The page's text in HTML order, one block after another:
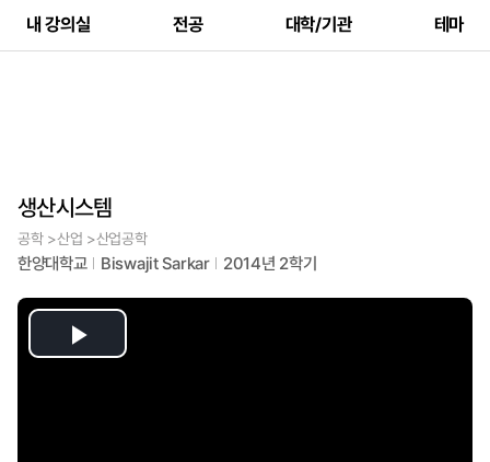
내 강의실 전공 대학/기관 테마
생산시스템
공학 >산업 >산업공학
한양대학교 Biswajit Sarkar 2014년 2학기
Play